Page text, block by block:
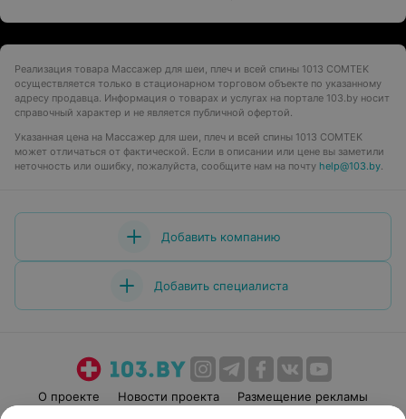
Реализация товара Массажер для шеи, плеч и всей спины 1013 COMTEK
осуществляется только в стационарном торговом объекте по указанному
адресу продавца. Информация о товарах и услугах на портале 103.by носит
справочный характер и не является публичной офертой.
Указанная цена на Массажер для шеи, плеч и всей спины 1013 COMTEK
может отличаться от фактической. Если в описании или цене вы заметили
неточность или ошибку, пожалуйста, сообщите нам на почту help@103.by.
Добавить компанию
Добавить специалиста
О проекте Новости проекта
Размещение рекламы